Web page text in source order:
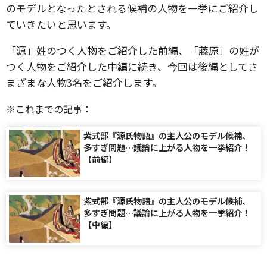
のモデルとなったとされる候補の人物を一挙にご紹介し
ていきたいと思います。
「源」姓のつく人物をご紹介した前編、「藤原」の姓が
つく人物をご紹介した中編に続き、今回は後編としてさ
まざまな人物3名をご紹介します。
※これまでの記事：
紫式部『源氏物語』の主人公のモデル候補、
多すぎ問題…議論に上がる人物を一挙紹介！
【前編】
紫式部『源氏物語』の主人公のモデル候補、
多すぎ問題…議論に上がる人物を一挙紹介！
【中編】